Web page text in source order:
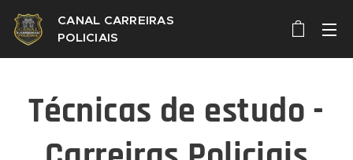
CANAL CARREIRAS
POLICIAIS
Técnicas de estudo -